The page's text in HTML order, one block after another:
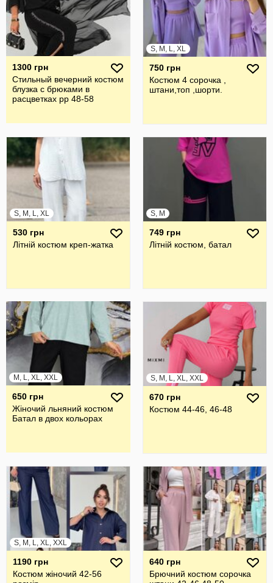
1300 грн
Стильный вечерний костюм
блузка с брюками в
расцветках рр 48-58
S, M, L, XL
750 грн
Костюм 4 сорочка ,
штани,топ ,шорти.
S, M, L, XL
530 грн
Літній костюм креп-жатка
S, M
749 грн
Літній костюм, батал
M, L, XL, XXL
650 грн
Жіночий льняний костюм
Батал в двох кольорах
S, M, L, XL, XXL
670 грн
Костюм 44-46, 46-48
S, M, L, XL, XXL
1190 грн
Костюм жіночий 42-56
640 грн
Брючний костюм сорочка